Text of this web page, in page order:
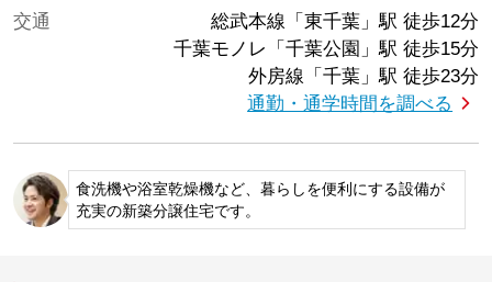
交通 総武本線「東千葉」駅 徒歩12分
千葉モノレ「千葉公園」駅 徒歩15分
外房線「千葉」駅 徒歩23分
通勤・通学時間を調べる
食洗機や浴室乾燥機など、暮らしを便利にする設備が
充実の新築分譲住宅です。